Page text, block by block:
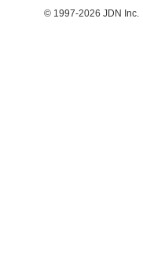
© 1997-2026 JDN Inc.